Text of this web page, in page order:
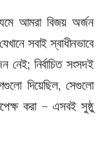
আমরা বিজয় অর্জন
সবাই স্বাধীনভাবে
নেই; নির্বাচিত সংসদই
দিয়েছিল, সেগুলো
করা – এসবই সুষ্ঠু